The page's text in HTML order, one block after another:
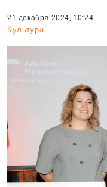
21 декабря 2024, 10:24
Культура